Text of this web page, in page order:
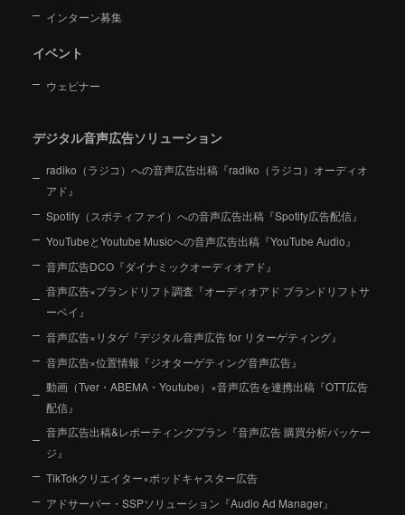
インターン募集
イベント
ウェビナー
デジタル音声広告ソリューション
radiko（ラジコ）への音声広告出稿『radiko（ラジコ）オーディオ
アド』
Spotify（スポティファイ）への音声広告出稿『Spotify広告配信』
YouTubeとYoutube Musicへの音声広告出稿『YouTube Audio』
音声広告DCO『ダイナミックオーディオアド』
音声広告×ブランドリフト調査『オーディオアド ブランドリフトサ
ーベイ』
音声広告×リタゲ『デジタル音声広告 for リターゲティング』
音声広告×位置情報『ジオターゲティング音声広告』
動画（Tver・ABEMA・Youtube）×音声広告を連携出稿『OTT広告
配信』
音声広告出稿&レポーティングプラン『音声広告 購買分析パッケー
ジ』
TikTokクリエイター×ポッドキャスター広告
アドサーバー・SSPソリューション『Audio Ad Manager』